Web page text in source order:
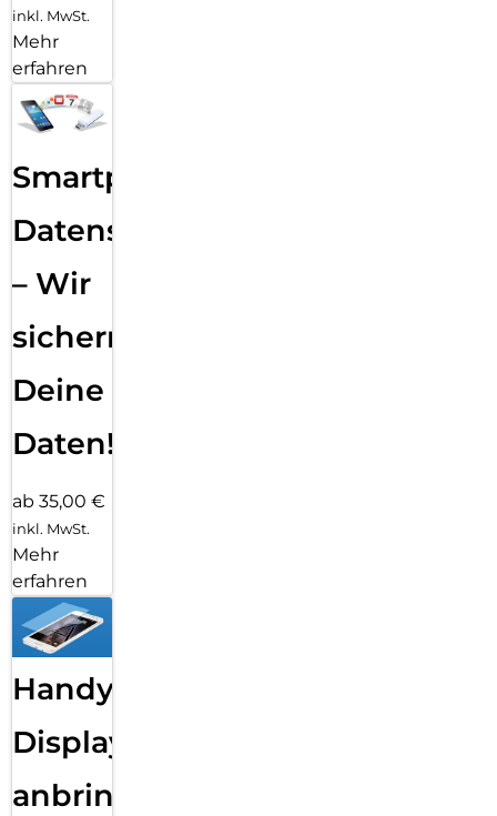
inkl. MwSt.
Mehr
erfahren
Smartphone
Datensicherung
– Wir
sichern
Deine
Daten!
ab 35,00 €
inkl. MwSt.
Mehr
erfahren
Handy
Displayfolie
anbringen